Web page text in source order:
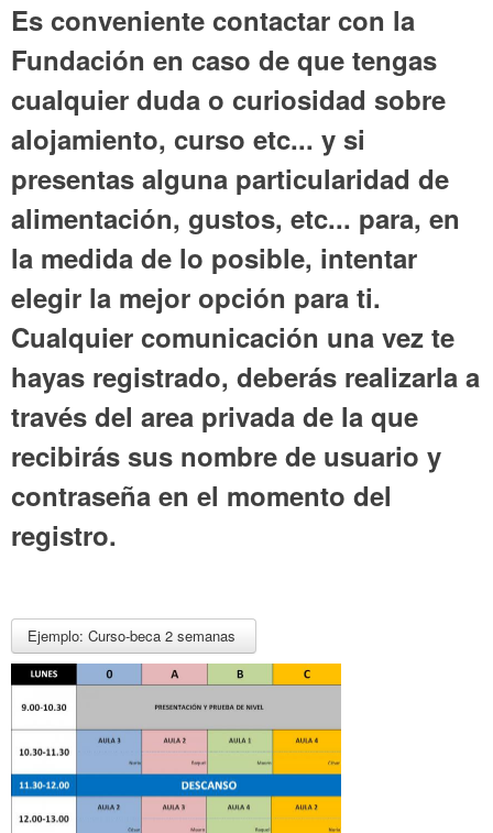
Es conveniente contactar con la
Fundación en caso de que tengas
cualquier duda o curiosidad sobre
alojamiento, curso etc... y si
presentas alguna particularidad de
alimentación, gustos, etc... para, en
la medida de lo posible, intentar
elegir la mejor opción para ti.
Cualquier comunicación una vez te
hayas registrado, deberás realizarla a
través del area privada de la que
recibirás sus nombre de usuario y
contraseña en el momento del
registro.
Ejemplo: Curso-beca 2 semanas